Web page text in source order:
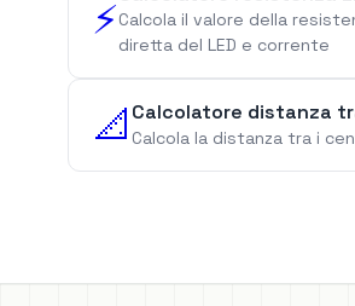
⚡Calcola il valore della
diretta del LED e corrente
📐 Calcolatore distanza
Calcola la distanza tra i